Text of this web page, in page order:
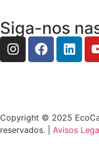
Siga-nos
Copyright © 2025
reservados. | Avisos